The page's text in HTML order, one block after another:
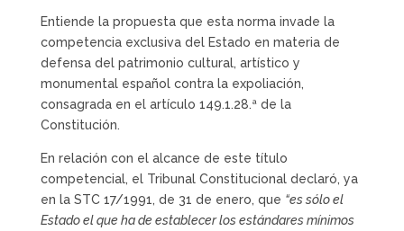
Entiende la propuesta que esta norma invade la
competencia exclusiva del Estado en materia de
defensa del patrimonio cultural, artístico y
monumental español contra la expoliación,
consagrada en el artículo 149.1.28.ª de la
Constitución.
En relación con el alcance de este título
competencial, el Tribunal Constitucional declaró, ya
en la STC 17/1991, de 31 de enero, que “es sólo el
Estado el que ha de establecer los estándares mínimos